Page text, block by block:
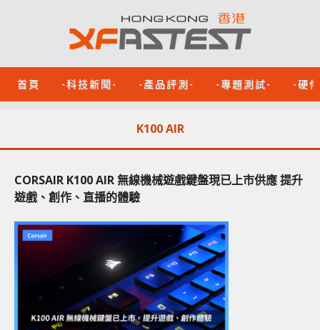
首頁 -科技新聞- -產品評測- -專題測試- -硬
K100 AIR
CORSAIR K100 AIR 無線機械遊戲鍵盤現已上市供應 提升
遊戲、創作、直播的體驗